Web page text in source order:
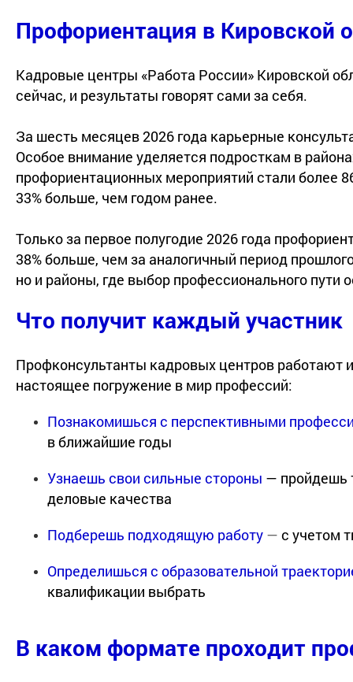
Профориентация в Кировской
Кадровые центры «Работа России» Кировской
сейчас, и результаты говорят сами за себя.
За шесть месяцев 2026 года карьерные
Особое внимание уделяется подросткам в
профориентационных мероприятий стали более
33% больше, чем годом ранее.
Только за первое полугодие 2026 года
38% больше, чем за аналогичный период
но и районы, где выбор профессионального пути
Что получит каждый участник
Профконсультанты кадровых центров
настоящее погружение в мир профессий:
Познакомишься с перспективными
в ближайшие годы
Узнаешь свои сильные стороны — пройдешь
деловые качества
Подберешь подходящую работу — с учетом
Определишься с образовательной
квалификации выбрать
В каком формате проходит